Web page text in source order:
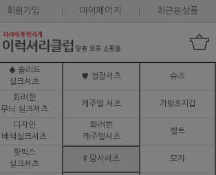
회원가입 마이페이지 최근본상품
♠ 솔리드
실크셔츠
♥ 정장셔츠 슈즈
화려한
무늬 실크셔츠
캐주얼 셔츠 가방&지갑
디자인
배색실크셔츠
화려한
캐주얼셔츠
벨트
핫픽스
실크셔츠
# 망사셔츠 모자